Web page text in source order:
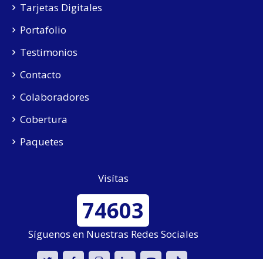
Tarjetas Digitales
Portafolio
Testimonios
Contacto
Colaboradores
Cobertura
Paquetes
Visítas
74603
Síguenos en Nuestras Redes Sociales